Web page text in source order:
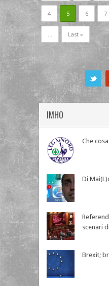
4 5 6 7
... Last »
IMHO
Che
Di
scenari
Brexit;